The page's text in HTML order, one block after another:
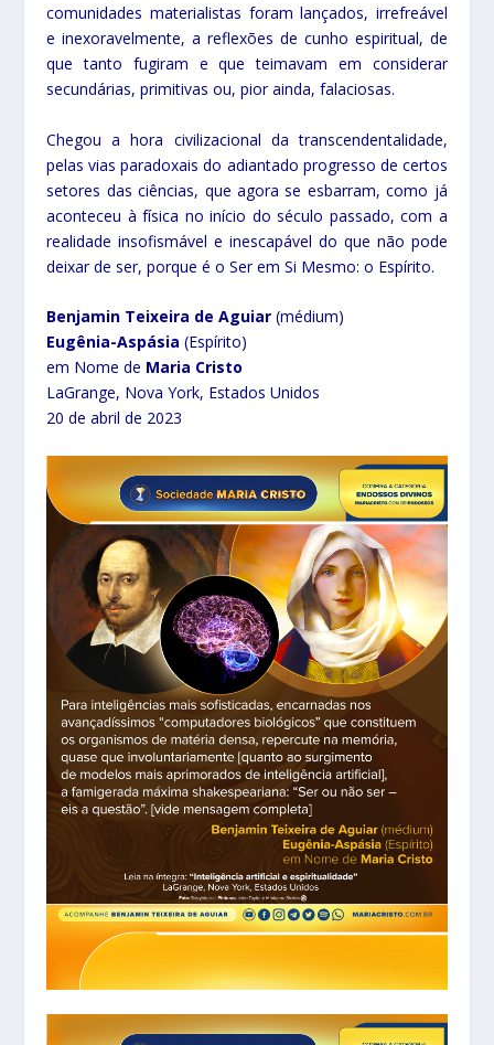
comunidades materialistas foram lançados, irrefreável
e inexoravelmente, a reflexões de cunho espiritual, de
que tanto fugiram e que teimavam em considerar
secundárias, primitivas ou, pior ainda, falaciosas.
Chegou a hora civilizacional da transcendentalidade,
pelas vias paradoxais do adiantado progresso de certos
setores das ciências, que agora se esbarram, como já
aconteceu à física no início do século passado, com a
realidade insofismável e inescapável do que não pode
deixar de ser, porque é o Ser em Si Mesmo: o Espírito.
Benjamin Teixeira de Aguiar(médium)
Eugênia-Aspásia (Espírito)
em Nome de Maria Cristo
LaGrange, Nova York, Estados Unidos
20 de abril de 2023